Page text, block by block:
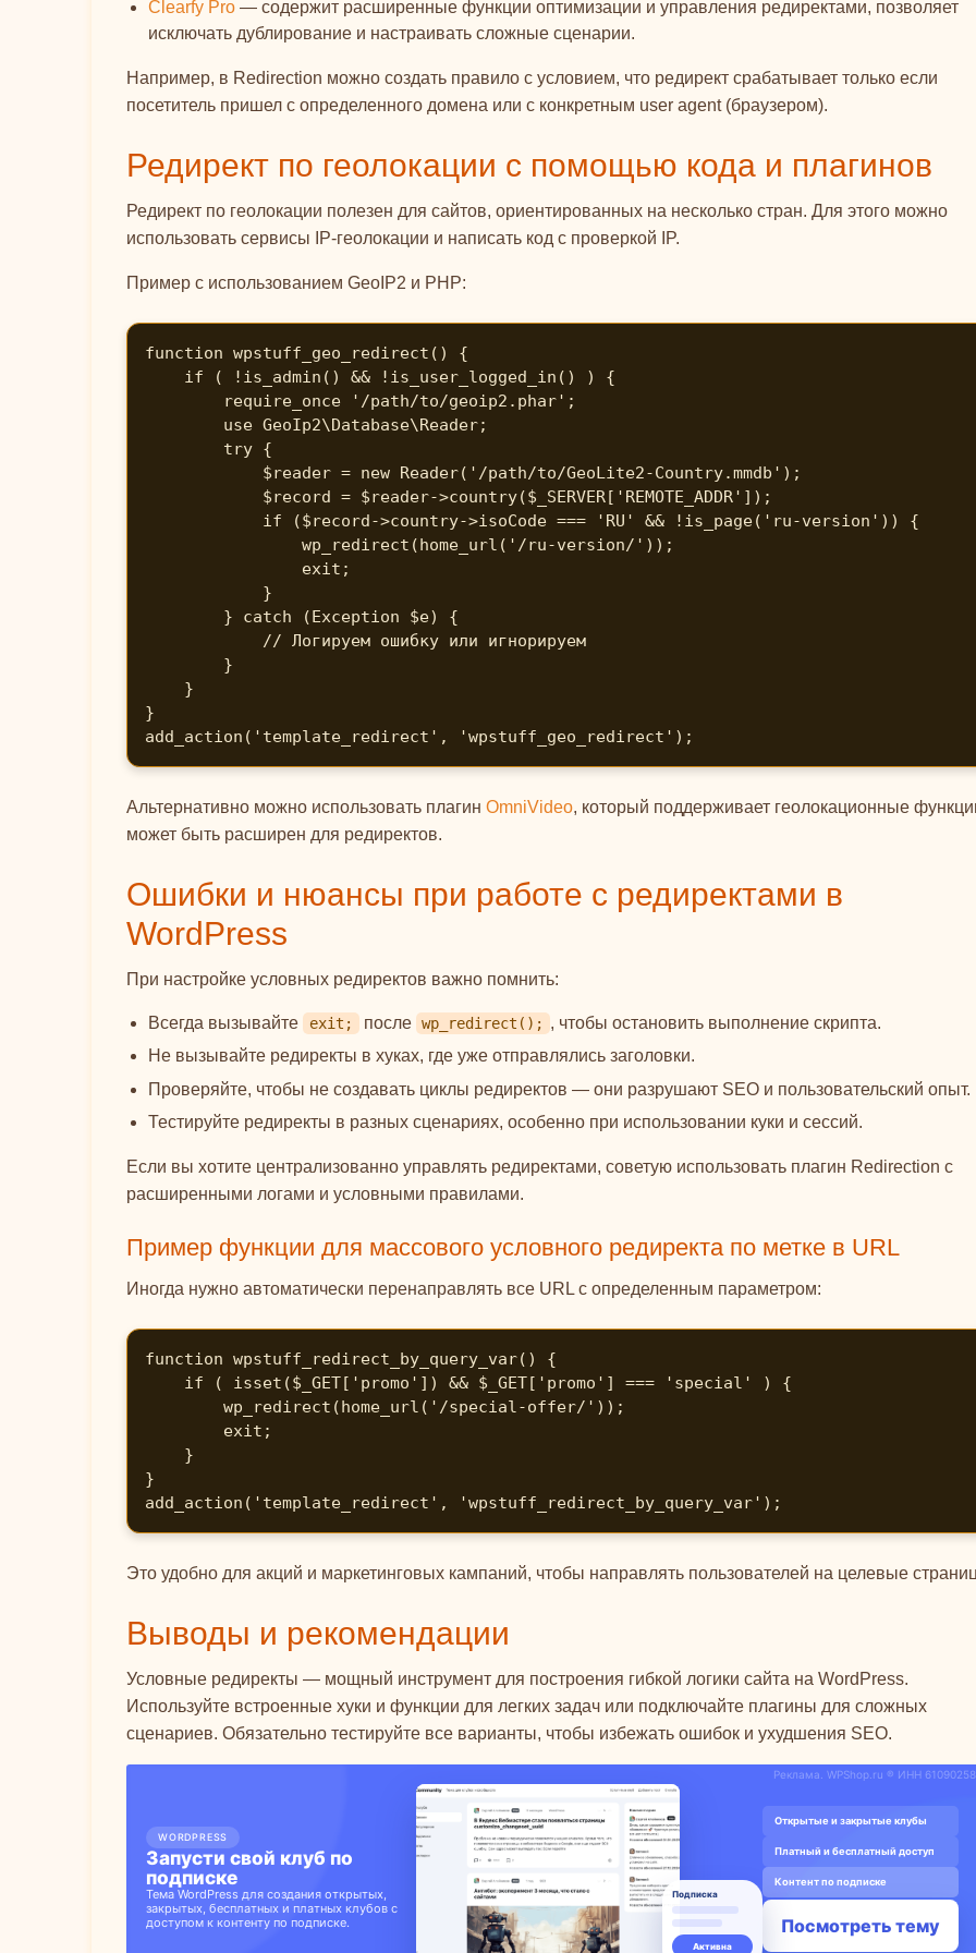
Clearfy Pro — содержит расширенные функции оптимизации и управления редиректами, позволяет
исключать дублирование и настраивать сложные сценарии.
Например, в Redirection можно создать правило с условием, что редирект срабатывает только если
посетитель пришел с определенного домена или с конкретным user agent (браузером).
Редирект по геолокации с помощью кода и плагинов
Редирект по геолокации полезен для сайтов, ориентированных на несколько стран. Для этого можно
использовать сервисы IP-геолокации и написать код с проверкой IP.
Пример с использованием GeoIP2 и PHP:
function wpstuff_geo_redirect() {
}
add_action('template_redirect', 'wpstuff_geo_redirect');
Альтернативно можно использовать плагин OmniVideo, который поддерживает геолокационные
может быть расширен для редиректов.
Ошибки и нюансы при работе с редиректами в
WordPress
При настройке условных редиректов важно помнить:
Всегда вызывайте exit; после wp_redirect(); , чтобы остановить выполнение скрипта.
Не вызывайте редиректы в хуках, где уже отправлялись заголовки.
Проверяйте, чтобы не создавать циклы редиректов — они разрушают SEO и пользовательский опыт.
Тестируйте редиректы в разных сценариях, особенно при использовании куки и сессий.
Если вы хотите централизованно управлять редиректами, советую использовать плагин Redirection с
расширенными логами и условными правилами.
Пример функции для массового условного редиректа по метке в URL
Иногда нужно автоматически перенаправлять все URL с определенным параметром:
function wpstuff_redirect_by_query_var() {
}
add_action('template_redirect', 'wpstuff_redirect_by_query_var');
Это удобно для акций и маркетинговых кампаний, чтобы направлять пользователей на целевые
Выводы и рекомендации
Условные редиректы — мощный инструмент для построения гибкой логики сайта на WordPress.
Используйте встроенные хуки и функции для легких задач или подключайте плагины для сложных
сценариев. Обязательно тестируйте все варианты, чтобы избежать ошибок и ухудшения SEO.